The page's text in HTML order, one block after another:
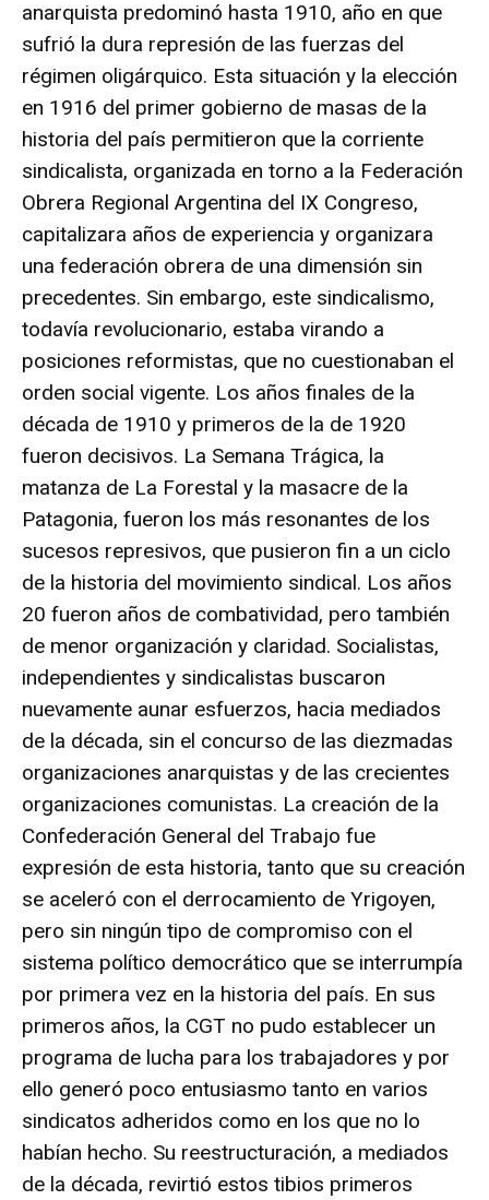
anarquista predominó hasta 1910, año en que
sufrió la dura represión de las fuerzas del
régimen oligárquico. Esta situación y la elección
en 1916 del primer gobierno de masas de la
historia del país permitieron que la corriente
sindicalista, organizada en torno a la Federación
Obrera Regional Argentina del IX Congreso,
capitalizara años de experiencia y organizara
una federación obrera de una dimensión sin
precedentes. Sin embargo, este sindicalismo,
todavía revolucionario, estaba virando a
posiciones reformistas, que no cuestionaban el
orden social vigente. Los años finales de la
década de 1910 y primeros de la de 1920
fueron decisivos. La Semana Trágica, la
matanza de La Forestal y la masacre de la
Patagonia, fueron los más resonantes de los
sucesos represivos, que pusieron fin a un ciclo
de la historia del movimiento sindical. Los años
20 fueron años de combatividad, pero también
de menor organización y claridad. Socialistas,
independientes y sindicalistas buscaron
nuevamente aunar esfuerzos, hacia mediados
de la década, sin el concurso de las diezmadas
organizaciones anarquistas y de las crecientes
organizaciones comunistas. La creación de la
Confederación General del Trabajo fue
expresión de esta historia, tanto que su creación
se aceleró con el derrocamiento de Yrigoyen,
pero sin ningún tipo de compromiso con el
sistema político democrático que se interrumpía
por primera vez en la historia del país. En sus
primeros años, la CGT no pudo establecer un
programa de lucha para los trabajadores y por
ello generó poco entusiasmo tanto en varios
sindicatos adheridos como en los que no lo
habían hecho. Su reestructuración, a mediados
de la década, revirtió estos tibios primeros